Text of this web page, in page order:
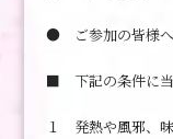
● ご参加の皆様へ
■ 下記の条件に当
１ 発熱や風邪、